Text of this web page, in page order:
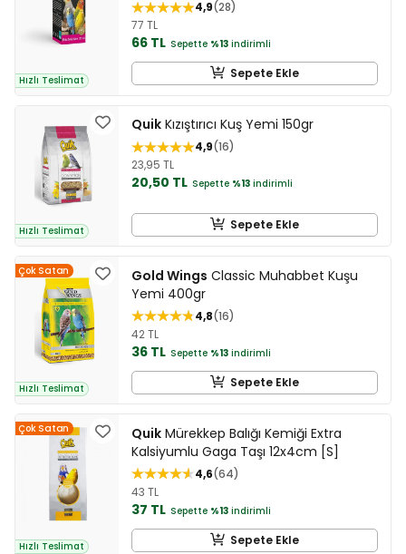
Hızlı Teslimat
4,9 28
77 TL
66 TL Sepette %13 indirimli
Sepete Ekle
Hızlı Teslimat
Quik Kızıştırıcı Kuş Yemi 150gr
4,9 16
23,95 TL
20,50 TL Sepette %13 indirimli
Sepete Ekle
Çok Satan
Hızlı Teslimat
Gold Wings Classic Muhabbet Kuşu
Yemi 400gr
4,8 16
42 TL
36 TL Sepette %13 indirimli
Sepete Ekle
Çok Satan
Hızlı Teslimat
Quik Mürekkep Balığı Kemiği Extra
Kalsiyumlu Gaga Taşı 12x4cm [S]
4,6 64
43 TL
37 TL Sepette %13 indirimli
Sepete Ekle